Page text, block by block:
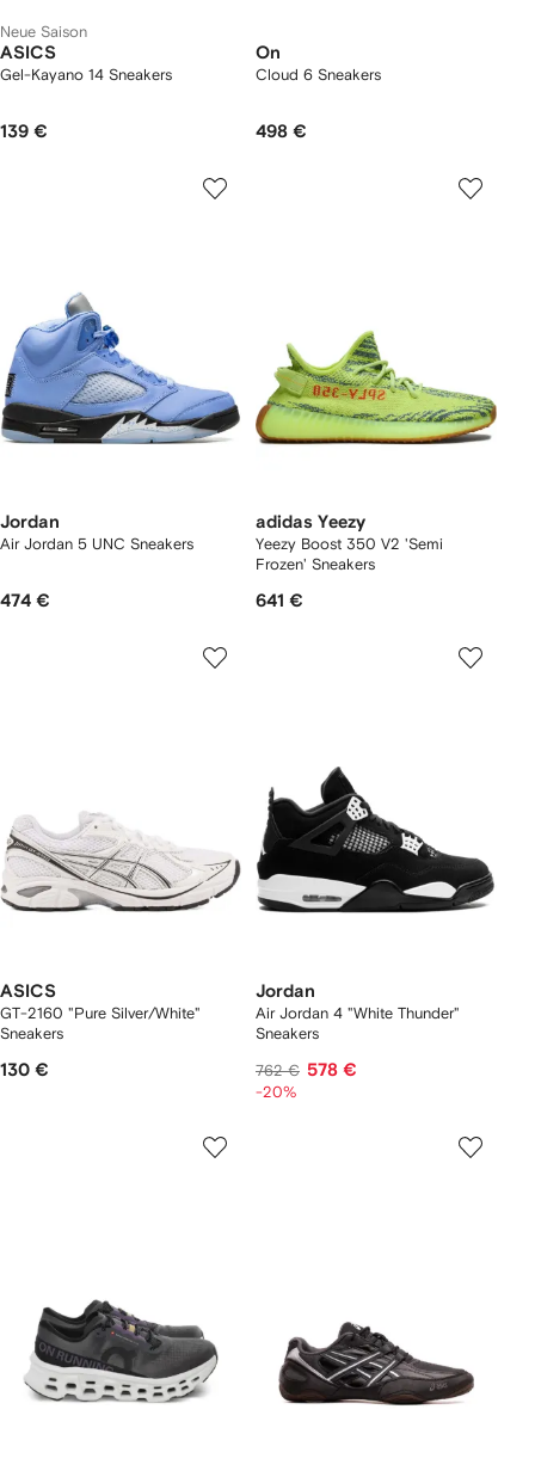
Neue Saison
ASICS
Gel-Kayano 14 Sneakers
139 €
On
Cloud 6 Sneakers
498 €
Jordan
Air Jordan 5 UNC Sneakers
474 €
adidas Yeezy
Yeezy Boost 350 V2 'Semi
Frozen' Sneakers
641 €
ASICS
GT-2160 "Pure Silver/White"
Sneakers
130 €
Jordan
Air Jordan 4 "White Thunder"
Sneakers
762 € 578 €
-20%